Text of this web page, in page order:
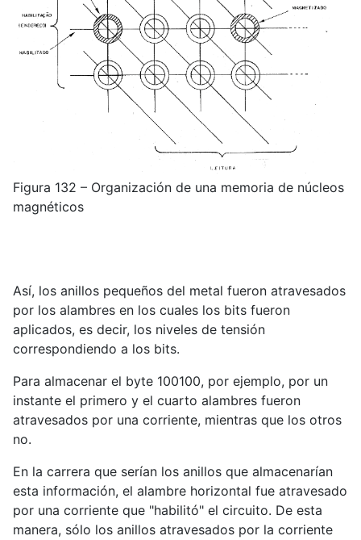
Figura 132 – Organización de una memoria de núcleos
magnéticos
Así, los anillos pequeños del metal fueron atravesados
por los alambres en los cuales los bits fueron
aplicados, es decir, los niveles de tensión
correspondiendo a los bits.
Para almacenar el byte 100100, por ejemplo, por un
instante el primero y el cuarto alambres fueron
atravesados por una corriente, mientras que los otros
no.
En la carrera que serían los anillos que almacenarían
esta información, el alambre horizontal fue atravesado
por una corriente que "habilitó" el circuito. De esta
manera, sólo los anillos atravesados por la corriente